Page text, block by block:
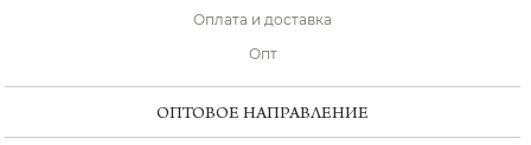
Оплата и доставка
Опт
ОПТОВОЕ НАПРАВЛЕНИЕ